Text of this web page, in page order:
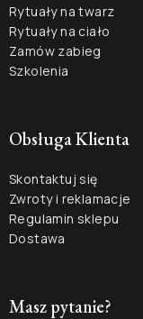
Rytuały na twarz
Rytuały na ciało
Zamów zabieg
Szkolenia
Obsługa Klienta
Skontaktuj się
Zwroty i reklamacje
Regulamin sklepu
Dostawa
Masz pytanie?